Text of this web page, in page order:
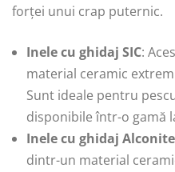
forței unui crap puternic.
Inele cu ghidaj SIC:
material ceramic
Sunt ideale pentru
disponibile într-o gamă
Inele cu ghidaj Alconite
dintr-un material